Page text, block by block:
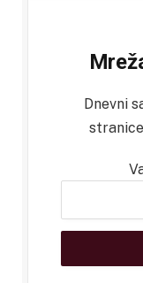
Dnevni